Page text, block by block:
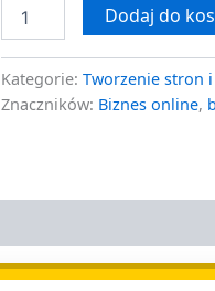
Dodaj do
Kategorie: Tworzenie stron
Znaczników: Biznes online,